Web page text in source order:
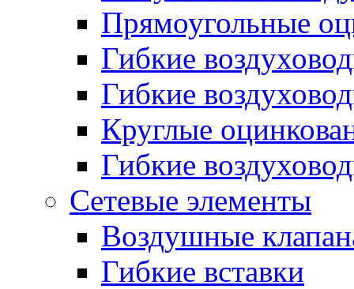
Прямоугольные
Гибкие
Гибкие
Круглые
Гибкие
Сетевые элементы
Воздушные
Гибкие вставки